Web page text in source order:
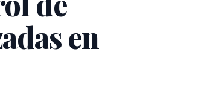
en